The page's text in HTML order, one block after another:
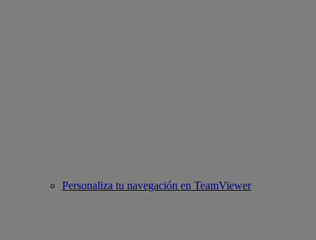
Personaliza tu navegación en TeamViewer